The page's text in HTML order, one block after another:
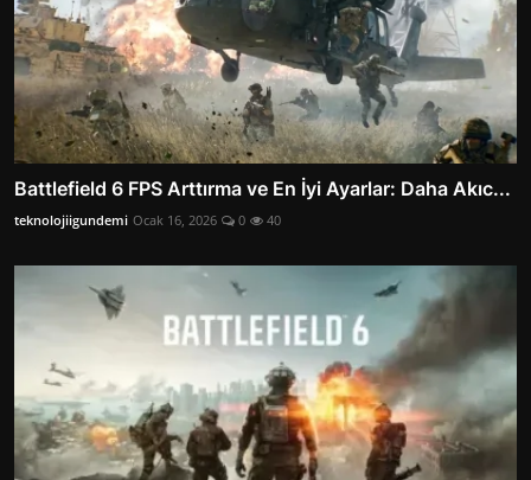
Battlefield 6 FPS Arttırma ve En İyi Ayarlar: Daha Akıc...
teknolojiigundemi Ocak 16, 2026 0 40